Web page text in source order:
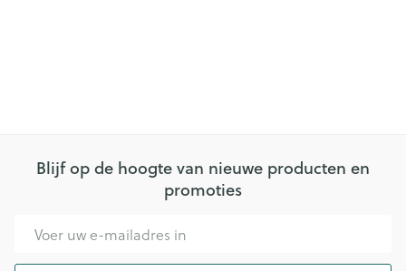
Blijf op de hoogte van nieuwe producten en
promoties